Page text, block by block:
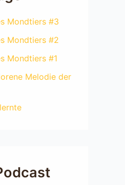
Mondtiers #3
Mondtiers #2
Mondtiers #1
Melodie der